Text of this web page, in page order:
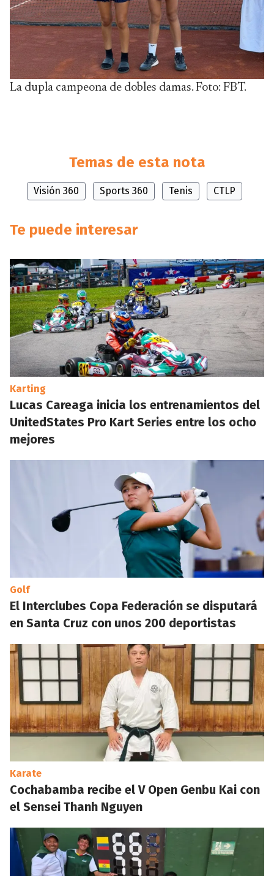
La dupla campeona de dobles damas. Foto: FBT.
Temas de esta nota
Visión 360 Sports 360 Tenis CTLP
Te puede interesar
Karting
Lucas Careaga inicia los entrenamientos del
UnitedStates Pro Kart Series entre los ocho
mejores
Golf
El Interclubes Copa Federación se disputará
en Santa Cruz con unos 200 deportistas
Karate
Cochabamba recibe el V Open Genbu Kai con
el Sensei Thanh Nguyen